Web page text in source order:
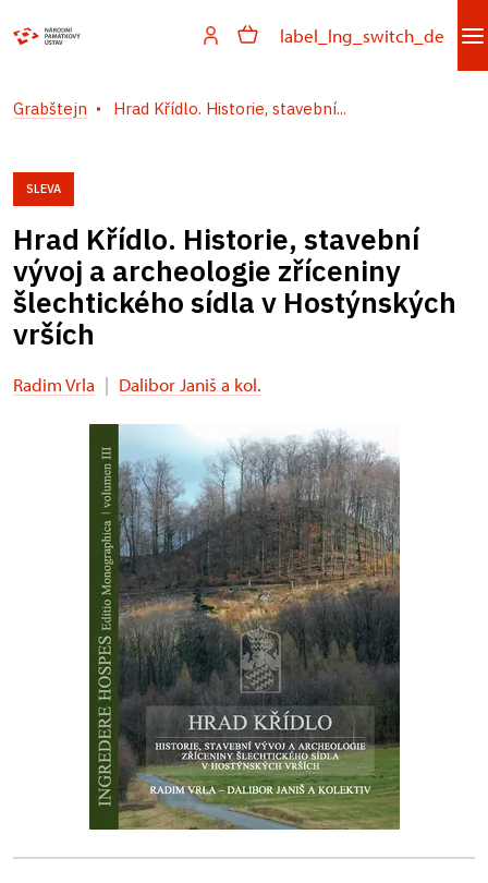
label_lng_switch_de
Grabštejn Hrad Křídlo. Historie, stavební...
SLEVA
Hrad Křídlo. Historie, stavební
vývoj a archeologie zříceniny
šlechtického sídla v Hostýnských
vrších
Radim Vrla | Dalibor Janiš a kol.